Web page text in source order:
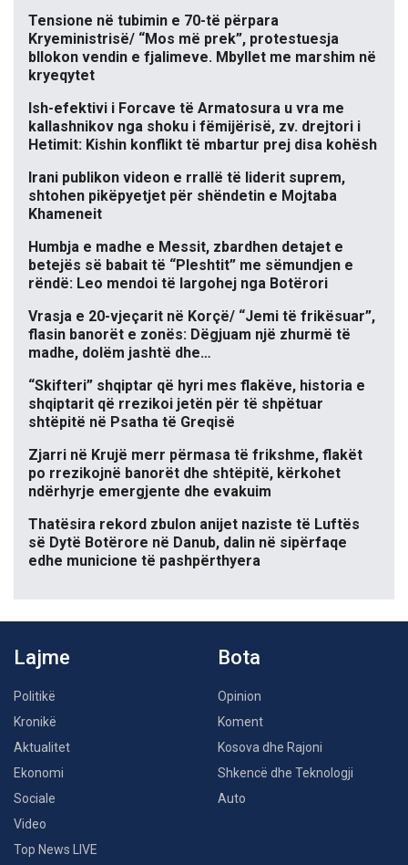
Tensione në tubimin e 70-të përpara
Kryeministrisë/ “Mos më prek”, protestuesja
bllokon vendin e fjalimeve. Mbyllet me marshim në
kryeqytet
Ish-efektivi i Forcave të Armatosura u vra me
kallashnikov nga shoku i fëmijërisë, zv. drejtori i
Hetimit: Kishin konflikt të mbartur prej disa kohësh
Irani publikon videon e rrallë të liderit suprem,
shtohen pikëpyetjet për shëndetin e Mojtaba
Khameneit
Humbja e madhe e Messit, zbardhen detajet e
betejës së babait të “Pleshtit” me sëmundjen e
rëndë: Leo mendoi të largohej nga Botërori
Vrasja e 20-vjeçarit në Korçë/ “Jemi të frikësuar”,
flasin banorët e zonës: Dëgjuam një zhurmë të
madhe, dolëm jashtë dhe…
“Skifteri” shqiptar që hyri mes flakëve, historia e
shqiptarit që rrezikoi jetën për të shpëtuar
shtëpitë në Psatha të Greqisë
Zjarri në Krujë merr përmasa të frikshme, flakët
po rrezikojnë banorët dhe shtëpitë, kërkohet
ndërhyrje emergjente dhe evakuim
Thatësira rekord zbulon anijet naziste të Luftës
së Dytë Botërore në Danub, dalin në sipërfaqe
edhe municione të pashpërthyera
Lajme
Politikë
Kronikë
Aktualitet
Ekonomi
Sociale
Video
Top News LIVE
Bota
Opinion
Koment
Kosova dhe Rajoni
Shkencë dhe Teknologji
Auto